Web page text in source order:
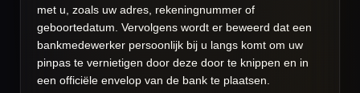
met u, zoals uw adres, rekeningnummer of
geboortedatum. Vervolgens wordt er beweerd dat een
bankmedewerker persoonlijk bij u langs komt om uw
pinpas te vernietigen door deze door te knippen en in
een officiële envelop van de bank te plaatsen.